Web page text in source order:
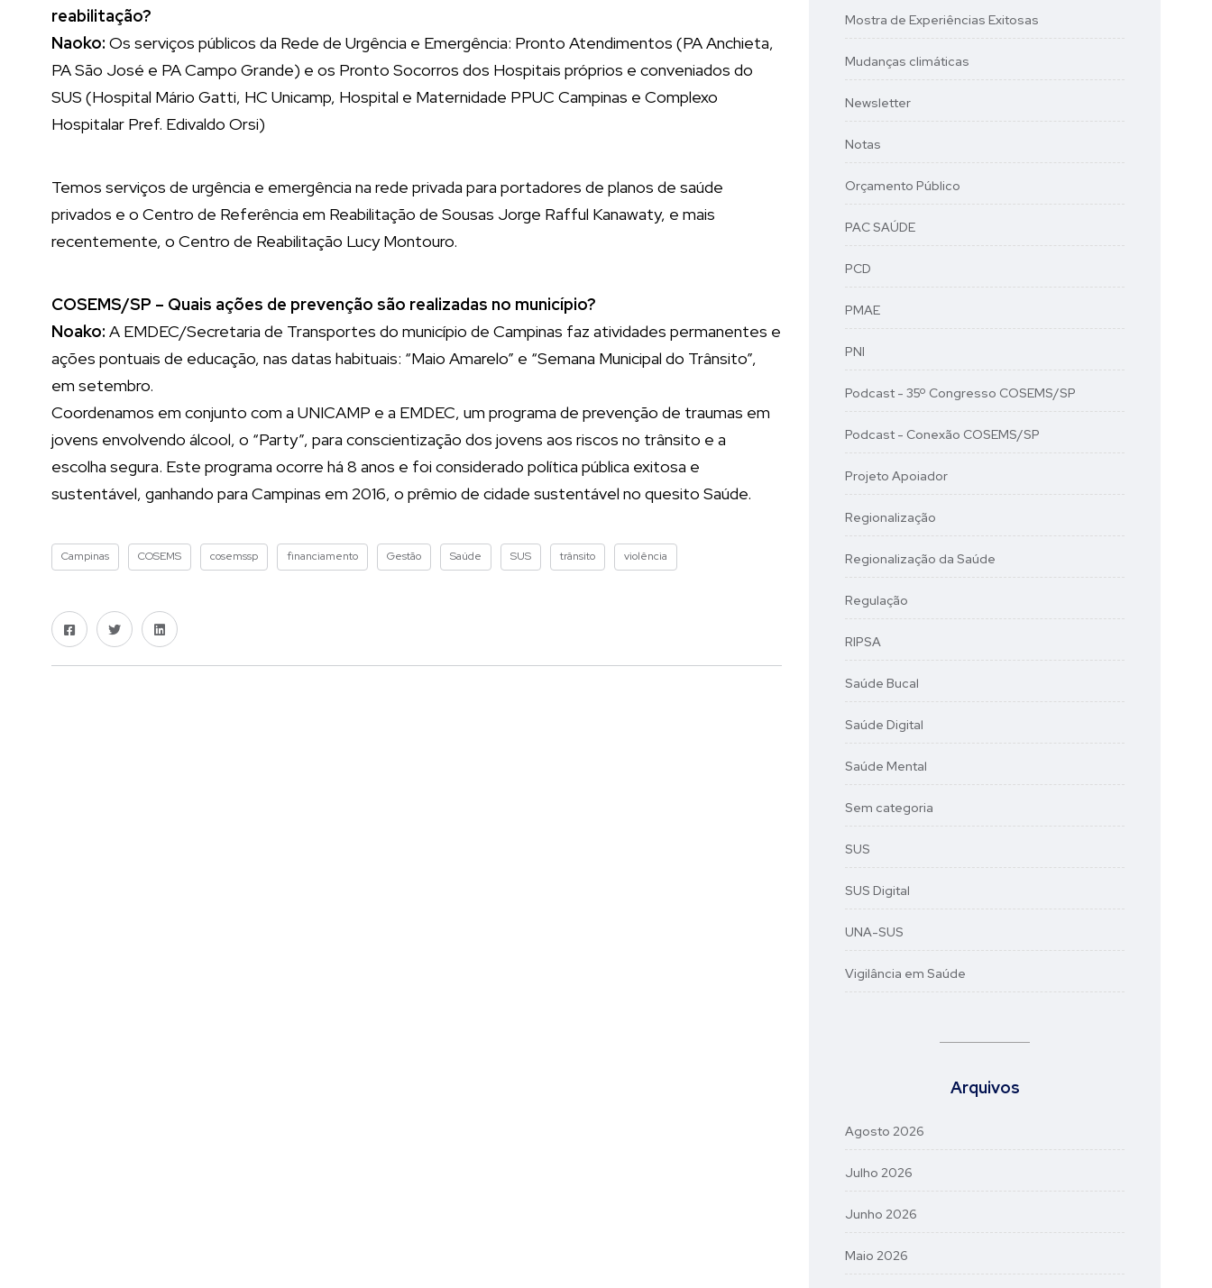
reabilitação?
Naoko: Os serviços públicos da Rede de Urgência e Emergência: Pronto Atendimentos (PA Anchieta,
PA São José e PA Campo Grande) e os Pronto Socorros dos Hospitais próprios e conveniados do
SUS (Hospital Mário Gatti, HC Unicamp, Hospital e Maternidade PPUC Campinas e Complexo
Hospitalar Pref. Edivaldo Orsi)
Temos serviços de urgência e emergência na rede privada para portadores de planos de saúde
privados e o Centro de Referência em Reabilitação de Sousas Jorge Rafful Kanawaty, e mais
recentemente, o Centro de Reabilitação Lucy Montouro.
COSEMS/SP – Quais ações de prevenção são realizadas no município?
Noako: A EMDEC/Secretaria de Transportes do município de Campinas faz atividades permanentes e
ações pontuais de educação, nas datas habituais: “Maio Amarelo” e “Semana Municipal do Trânsito”,
em setembro.
Coordenamos em conjunto com a UNICAMP e a EMDEC, um programa de prevenção de traumas em
jovens envolvendo álcool, o “Party”, para conscientização dos jovens aos riscos no trânsito e a
escolha segura. Este programa ocorre há 8 anos e foi considerado política pública exitosa e
sustentável, ganhando para Campinas em 2016, o prêmio de cidade sustentável no quesito Saúde.
Campinas COSEMS cosemssp financiamento Gestão Saúde SUS trânsito violência
Mostra de Experiências Exitosas
Mudanças climáticas
Newsletter
Notas
Orçamento Público
PAC SAÚDE
PCD
PMAE
PNI
Podcast - 35º Congresso COSEMS/SP
Podcast - Conexão COSEMS/SP
Projeto Apoiador
Regionalização
Regionalização da Saúde
Regulação
RIPSA
Saúde Bucal
Saúde Digital
Saúde Mental
Sem categoria
SUS
SUS Digital
UNA-SUS
Vigilância em Saúde
Arquivos
Agosto 2026
Julho 2026
Junho 2026
Maio 2026